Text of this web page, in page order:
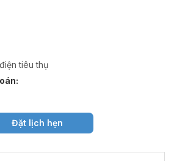
tiêu thụ
Đặt lịch hẹn